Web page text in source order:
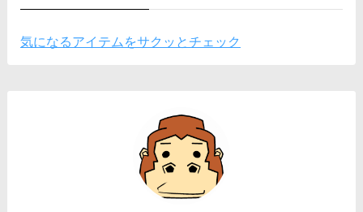
気になるアイテムをサクッとチェック